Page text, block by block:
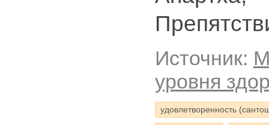
Источник:
уровня
удовлетворенность